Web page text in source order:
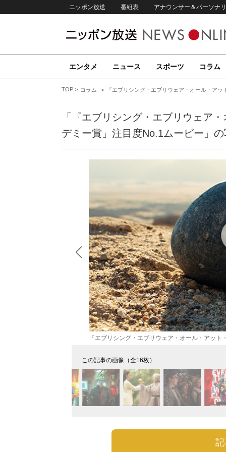
ニッポン放送 番組表 アナウンサー＆パーソナ
エンタメ ニュース スポーツ コラム
TOP コラム 『エブリシング・エブリウェア・オール・ア
「『エブリシング・エブリウェア
デミー賞」注目度No.1ムービー」
『エブリシング・エブリウェア・オール・アット
この記事の画像（全16枚）